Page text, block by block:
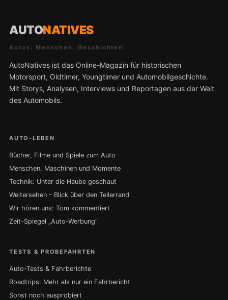
AUTONATIVES
Autos. Menschen. Geschichten.
AutoNatives ist das Online-Magazin für historischen
Motorsport, Oldtimer, Youngtimer und Automobilgeschichte.
Mit Storys, Analysen, Interviews und Reportagen aus der Welt
des Automobils.
AUTO-LEBEN
Bücher, Filme und Spiele zum Auto
Menschen, Maschinen und Momente
Technik: Unter die Haube geschaut
Weitersehen – Blick über den Tellerrand
Wir hören uns: Tom kommentiert
Zeit-Spiegel „Auto-Werbung“
TESTS & PROBEFAHRTEN
Auto-Tests & Fahrberichte
Roadtrips: Mehr als nur ein Fahrbericht
Sonst noch ausprobiert